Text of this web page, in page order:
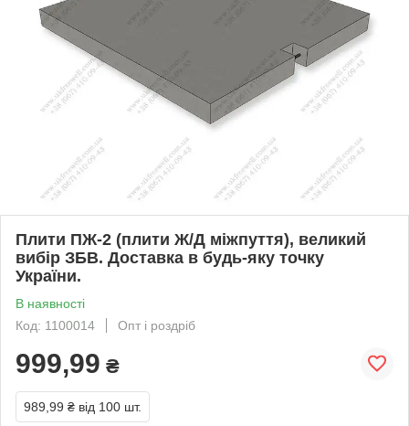
Плити ПЖ-2 (плити Ж/Д міжпуття), великий
вибір ЗБВ. Доставка в будь-яку точку
України.
В наявності
Код: 1100014
Опт і роздріб
999,99 ₴
989,99 ₴ від 100 шт.